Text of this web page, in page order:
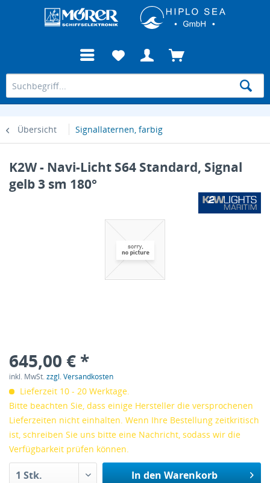
Übersicht Signallaternen, farbig
K2W - Navi-Licht S64 Standard, Signal
gelb 3 sm 180°
645,00 € *
inkl. MwSt.zzgl. Versandkosten
Lieferzeit 10 - 20 Werktage.
Bitte beachten Sie, dass einige Hersteller die versprochenen
Lieferzeiten nicht einhalten. Wenn Ihre Bestellung zeitkritisch
ist, schreiben Sie uns bitte eine Nachricht, sodass wir die
Verfügbarkeit prüfen können.
In den Warenkorb